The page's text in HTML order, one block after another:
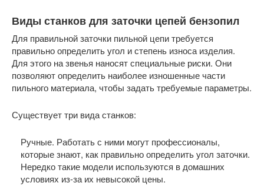
Виды станков для заточки цепей бензопил
Для правильной заточки пильной цепи требуется
правильно определить угол и степень износа изделия.
Для этого на звенья наносят специальные риски. Они
позволяют определить наиболее изношенные части
пильного материала, чтобы задать требуемые параметры.
Существует три вида станков:
Ручные. Работать с ними могут профессионалы,
которые знают, как правильно определить угол заточки.
Нередко такие модели используются в домашних
условиях из-за их невысокой цены.